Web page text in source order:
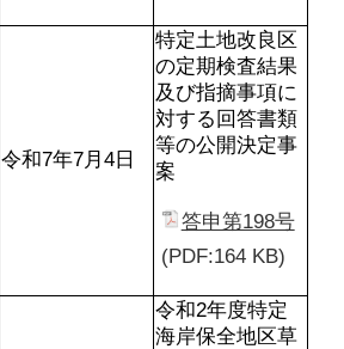
令和7年7月4日
特定土地改良区
の定期検査結果
及び指摘事項に
対する回答書類
等の公開決定事
案
答申第198号
(PDF:164 KB)
令和2年度特定
海岸保全地区草